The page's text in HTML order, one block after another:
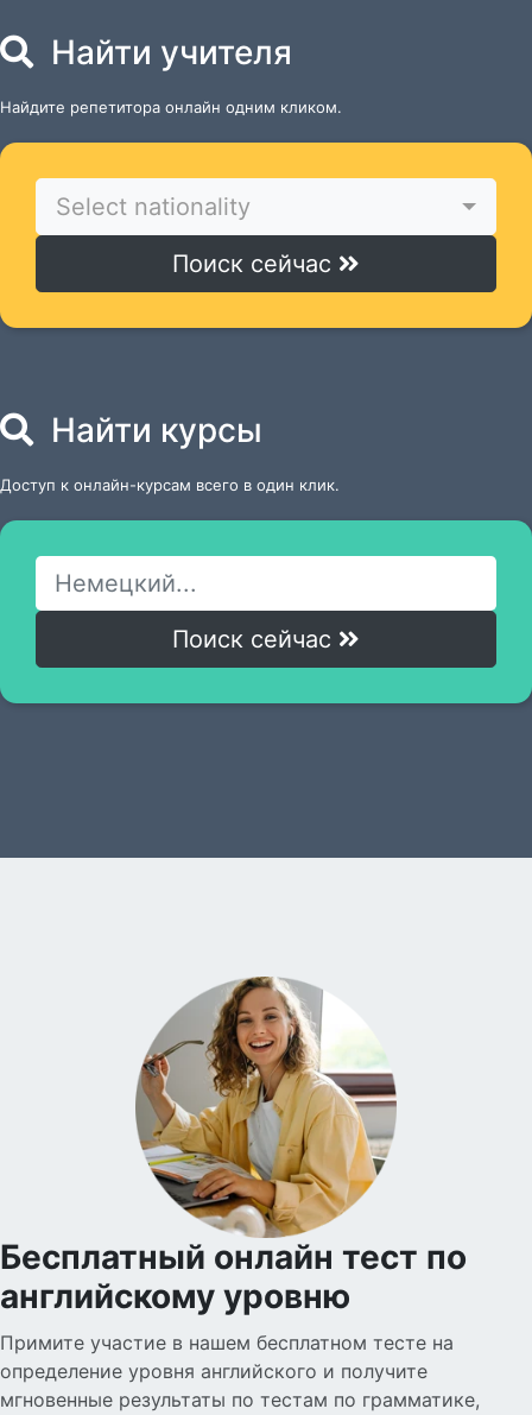
Найти учителя
Найдите репетитора онлайн одним кликом.
Select nationality
Поиск сейчас
Найти курсы
Доступ к онлайн-курсам всего в один клик.
Поиск сейчас
Бесплатный онлайн тест по
английскому уровню
Примите участие в нашем бесплатном тесте на
определение уровня английского и получите
мгновенные результаты по тестам по грамматике,